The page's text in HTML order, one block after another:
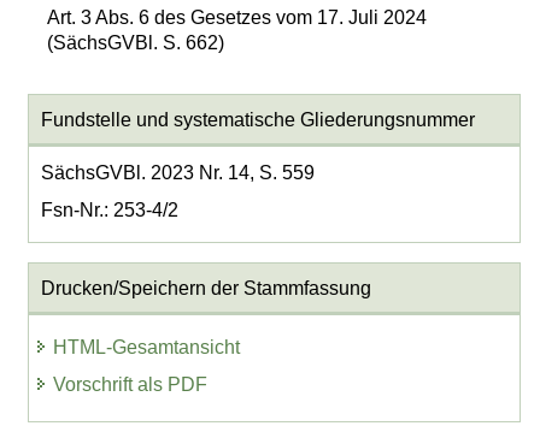
Art. 3 Abs. 6 des Gesetzes vom 17. Juli 2024
(SächsGVBl. S. 662)
Fundstelle und systematische Gliederungsnummer
SächsGVBl. 2023 Nr. 14, S. 559
Fsn-Nr.: 253-4/2
Drucken/Speichern der Stammfassung
HTML-Gesamtansicht
Vorschrift als PDF